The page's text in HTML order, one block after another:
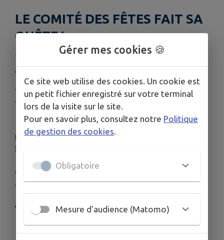
LE COMITÉ DES FÊTES FAIT SA
QUÊTE !
Publié le lundi 06 juillet 2026 - Comité des Fêtes
Comité des Fêtes
💚🤍 Les Fêtes de Navarrenx 2026 approchent ! 💚
🤍
🚪 Dès le 25 juin, les bénévoles du Comité des
fêtes passeront chez vous pour la grande quête
🐷.
💰 Chaque don contribue à faire vivre nos fêtes et
à faire vibrer Navarrenx tout l’été !
🙏 Merci pour votre accueil et votre générosité.
Gérer mes cookies 🍪
Ce site web utilise des cookies. Un cookie est
un petit fichier enregistré sur votre terminal
lors de la visite sur le site.
Pour en savoir plus, consultez notre Politique
de gestion des cookies
Obligatoire
Mesure d'audience (Matomo)